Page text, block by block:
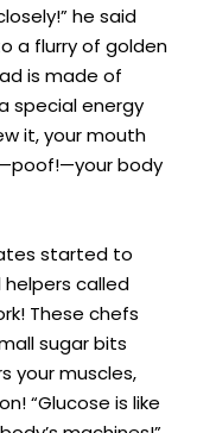
he said
a flurry of golden
is made of
special energy
it, your mouth
body
started to
called
These chefs
sugar bits
your muscles,
“Glucose is like